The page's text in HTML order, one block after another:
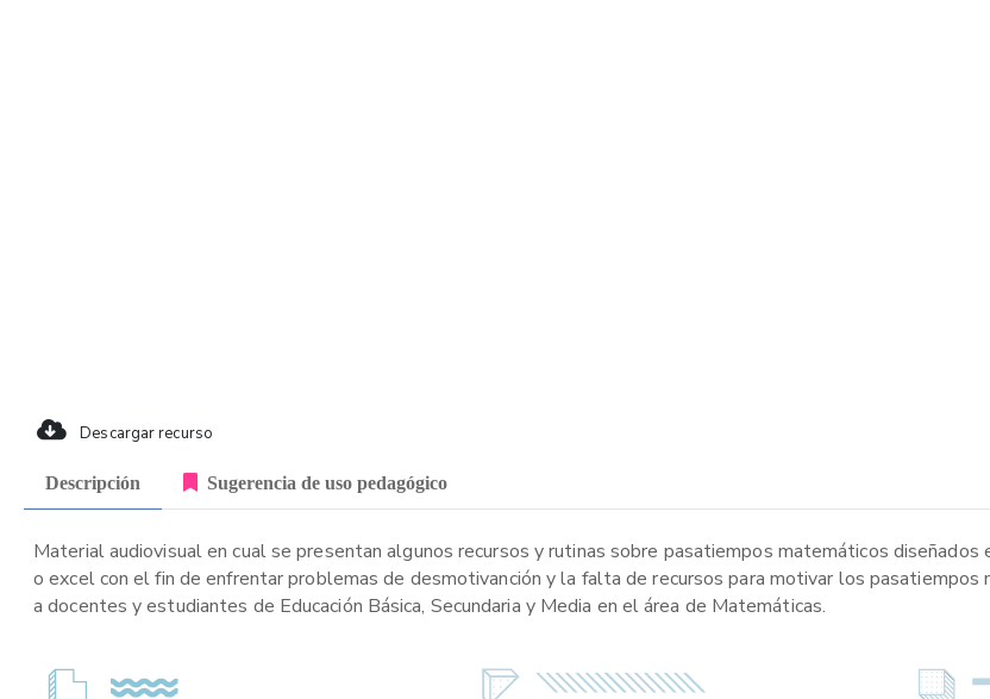
Descargar recurso
Descripción Sugerencia de uso pedagógico
Material audiovisual en cual se presentan algunos recursos y rutinas sobre pasatiempos matemáticos diseñados
o excel con el fin de enfrentar problemas de desmotivanción y la falta de recursos para motivar los pasatiempos
a docentes y estudiantes de Educación Básica, Secundaria y Media en el área de Matemáticas.